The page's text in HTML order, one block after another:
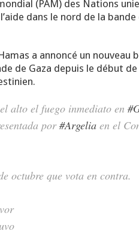
(PAM) des Nations
dans le nord de la bande
a annoncé un nouveau
de Gaza depuis le début
alto el fuego inmediato en
por #Argelia en el
octubre que vota en contra.